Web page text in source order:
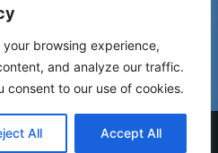
browsing experience,
and analyze our traffic.
consent to our use of cookies.
All Accept All
Registro ROMDA Nº
Depositphotos
| Design images by